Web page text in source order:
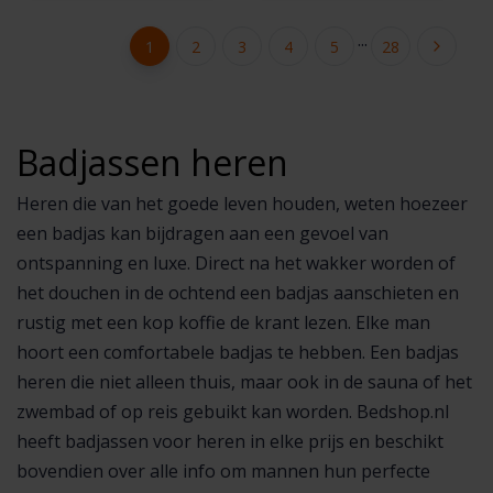
1 2 3 4 5 ... 28
Badjassen heren
Heren die van het goede leven houden, weten hoezeer
een badjas kan bijdragen aan een gevoel van
ontspanning en luxe. Direct na het wakker worden of
het douchen in de ochtend een badjas aanschieten en
rustig met een kop koffie de krant lezen. Elke man
hoort een comfortabele badjas te hebben. Een badjas
heren die niet alleen thuis, maar ook in de sauna of het
zwembad of op reis gebuikt kan worden. Bedshop.nl
heeft badjassen voor heren in elke prijs en beschikt
bovendien over alle info om mannen hun perfecte